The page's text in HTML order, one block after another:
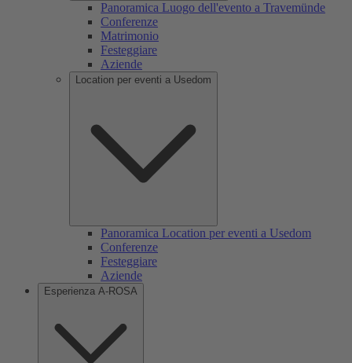
Panoramica Luogo dell'evento a Travemünde
Conferenze
Matrimonio
Festeggiare
Aziende
Location per eventi a Usedom
Panoramica Location per eventi a Usedom
Conferenze
Festeggiare
Aziende
Esperienza A-ROSA